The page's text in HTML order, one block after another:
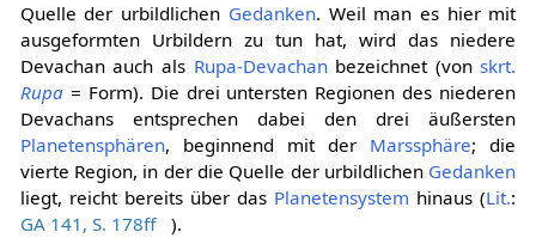
Quelle der urbildlichen Gedanken. Weil man es hier mit
ausgeformten Urbildern zu tun hat, wird das niedere
Devachan auch als Rupa-Devachanbezeichnet (vonskrt.
Rupa= Form). Die drei untersten Regionen des niederen
Devachans entsprechen dabei den drei äußersten
Planetensphären, beginnend mit der Marssphäre; die
vierte Region, in der die Quelle der urbildlichen Gedanken
liegt, reicht bereits über das Planetensystem hinaus (Lit.:
GA 141, S. 178ff
).